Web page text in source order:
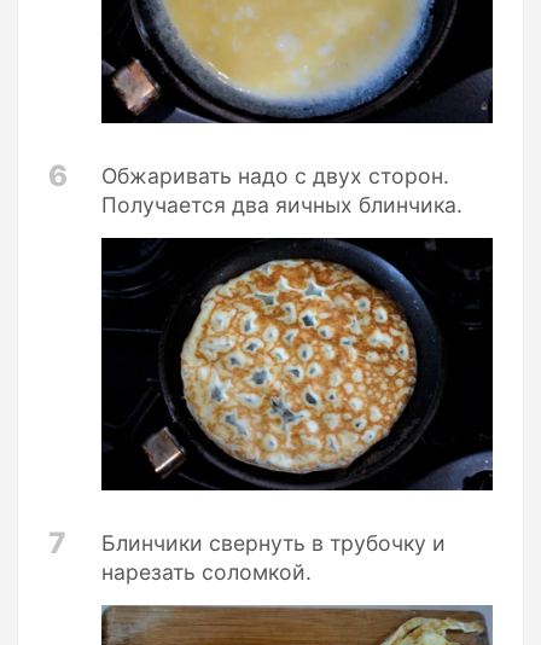
6
Обжаривать надо с двух сторон.
Получается два яичных блинчика.
7
Блинчики свернуть в трубочку и
нарезать соломкой.